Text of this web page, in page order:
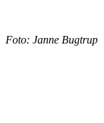
Foto: Janne Bugtrup